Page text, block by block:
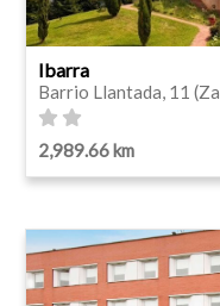
Ibarra
Barrio Llantada, 11
2,989.66 km